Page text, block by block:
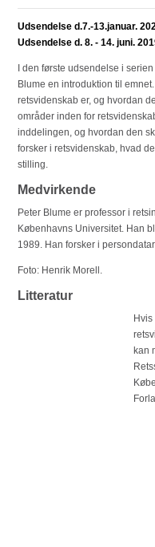
Udsendelse d.7.-13.januar.
Udsendelse d. 8. - 14. juni.
I den første udsendelse i
Blume en introduktion til
retsvidenskab er, og hvordan
områder inden for
inddelingen, og hvordan den
forsker i retsvidenskab, hvad
stilling.
Medvirkende
Peter Blume er professor i
Københavns Universitet. Han
1989. Han forsker i
Foto: Henrik Morell.
Litteratur
kan